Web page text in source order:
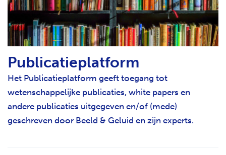
Publicatieplatform
Het Publicatieplatform geeft toegang tot
wetenschappelijke publicaties, white papers en
andere publicaties uitgegeven en/of (mede)
geschreven door Beeld & Geluid en zijn experts.